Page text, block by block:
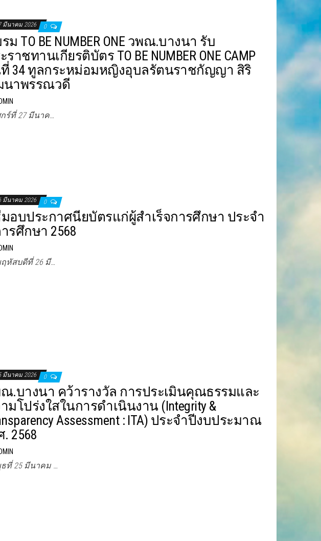
มีนาคม 2026 0
ม TO BE NUMBER ONE วพณ.บางนา รับ
ราชทานเกียรติบัตร TO BE NUMBER ONE CAMP
34 ทูลกระหม่อมหญิงอุบลรัตนราชกัญญา สิริ
าพรรณวดี
ร์ที่ 27 มีนาค…
มีนาคม 2026 0
อบประกาศนียบัตรแก่ผู้สำเร็จการศึกษา ประจำ
รศึกษา 2568
หัสบดีที่ 26 มี…
มีนาคม 2026 0
.บางนา คว้ารางวัล การประเมินคุณธรรมและ
มโปร่งใสในการดำเนินงาน (Integrity &
Assessment : ITA) ประจำปีงบประมาณ
2568
ที่ 25 มีนาคม …